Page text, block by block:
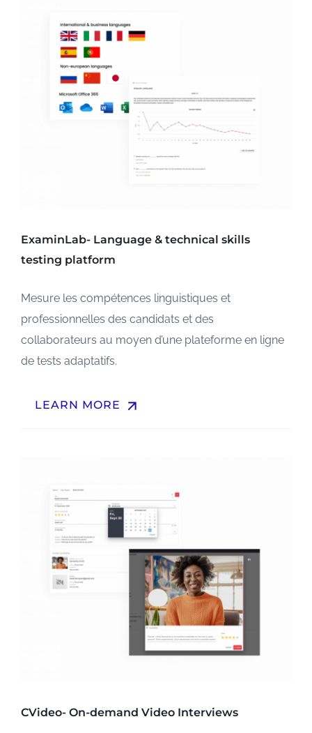
ExaminLab- Language & technical skills
testing platform
Mesure les compétences linguistiques et
professionnelles des candidats et des
collaborateurs au moyen d’une plateforme en ligne
de tests adaptatifs.
LEARN MORE arrow_upward
CVideo- On-demand Video Interviews